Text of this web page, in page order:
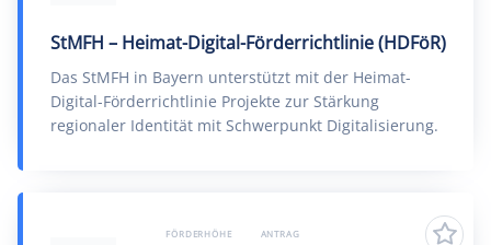
StMFH – Heimat-Digital-Förderrichtlinie (HDFöR)
Das StMFH in Bayern unterstützt mit der Heimat-
Digital-Förderrichtlinie Projekte zur Stärkung
regionaler Identität mit Schwerpunkt Digitalisierung.
FÖRDERHÖHE ANTRAG